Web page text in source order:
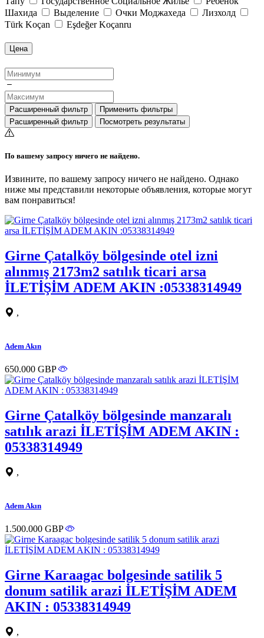
Шахида
Выделение Очки Моджахеда
Лизхолд
Türk Koçan
Eşdeğer Koçanru
Цена
Расширенный фильтр
Применить фильтры
Расширенный фильтр
Посмотреть результаты
По вашему запросу ничего не найдено.
Извините, по вашему запросу ничего не найдено. Однако
ниже мы представили некоторые объявления, которые могут
вам понравиться!
Girne Çatalköy bölgesinde otel izni
alınmış 2173m2 satılık ticari arsa
İLETİŞİM ADEM AKIN :05338314949
,
Adem Akın
650.000 GBP
Girne Çatalköy bölgesinde manzaralı
satılık arazi İLETİŞİM ADEM AKIN :
05338314949
,
Adem Akın
1.500.000 GBP
Girne Karaagac bolgesinde satilik 5
donum satilik arazi İLETİŞİM ADEM
AKIN : 05338314949
,